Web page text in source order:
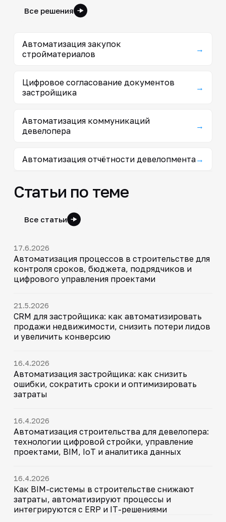
Все решения
Автоматизация закупок
стройматериалов
→
Цифровое согласование документов
застройщика
→
Автоматизация коммуникаций
девелопера
→
Автоматизация отчётности девелопмента→
Статьи по теме
Все статьи
17.6.2026
Автоматизация процессов в строительстве для
контроля сроков, бюджета, подрядчиков и
цифрового управления проектами
21.5.2026
CRM для застройщика: как автоматизировать
продажи недвижимости, снизить потери лидов
и увеличить конверсию
16.4.2026
Автоматизация застройщика: как снизить
ошибки, сократить сроки и оптимизировать
затраты
16.4.2026
Автоматизация строительства для девелопера:
технологии цифровой стройки, управление
проектами, BIM, IoT и аналитика данных
16.4.2026
Как BIM-системы в строительстве снижают
затраты, автоматизируют процессы и
интегрируются с ERP и IT-решениями